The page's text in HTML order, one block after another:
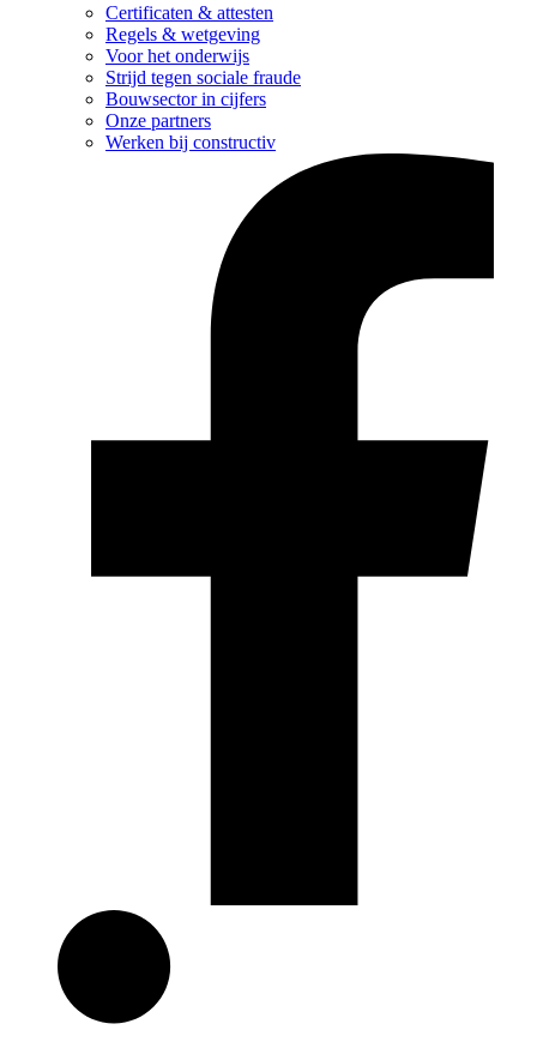
Certificaten & attesten
Regels & wetgeving
Voor het onderwijs
Strijd tegen sociale fraude
Bouwsector in cijfers
Onze partners
Werken bij constructiv